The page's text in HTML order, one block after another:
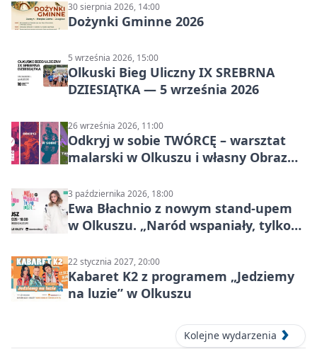
30 sierpnia 2026, 14:00
Dożynki Gminne 2026
5 września 2026, 15:00
Olkuski Bieg Uliczny IX SREBRNA
DZIESIĄTKA — 5 września 2026
26 września 2026, 11:00
Odkryj w sobie TWÓRCĘ – warsztat
malarski w Olkuszu i własny Obraz
3 października 2026, 18:00
Ewa Błachnio z nowym stand-upem
w Olkuszu. „Naród wspaniały, tylko
22 stycznia 2027, 20:00
Kabaret K2 z programem „Jedziemy
na luzie” w Olkuszu
Kolejne wydarzenia